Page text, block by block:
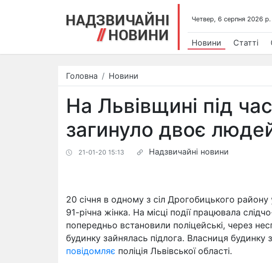
Четвер, 6 серпня 2026 р.
Новини Статті
Головна Новини
На Львівщині під
загинуло двоє
21-01-20 15:13 Надзвичайні новини
20 січня в одному з сіл Дрогобицького
91-річна жінка. На місці події працювала
попередньо встановили поліцейські, через
будинку зайнялась підлога. Власниця будинку
повідомляє поліція Львівської області.